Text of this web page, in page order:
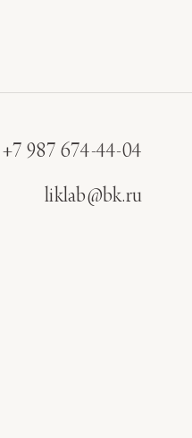
+7 987 674-44-04
liklab@bk.ru